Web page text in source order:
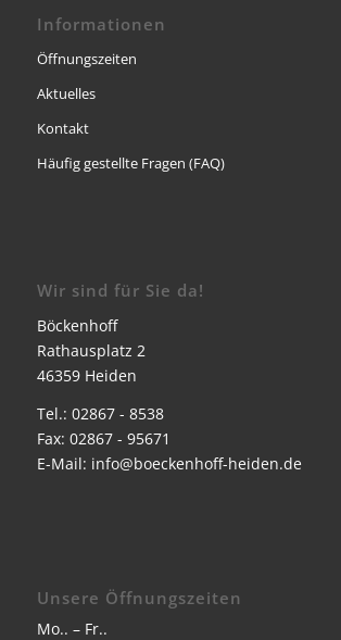
Informationen
Öffnungszeiten
Aktuelles
Kontakt
Häufig gestellte Fragen (FAQ)
Wir sind für Sie da!
Böckenhoff
Rathausplatz 2
46359 Heiden
Tel.: 02867 - 8538
Fax: 02867 - 95671
E-Mail: info@boeckenhoff-heiden.de
Unsere Öffnungszeiten
Mo.. – Fr..